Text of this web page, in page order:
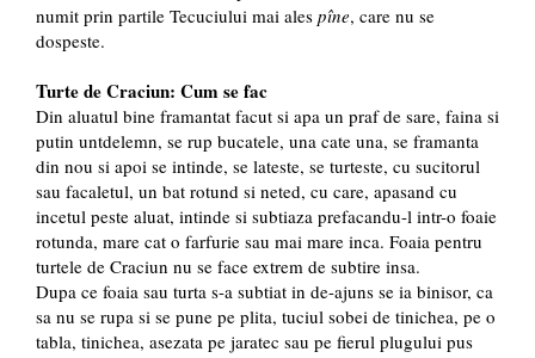
numit prin partile Tecuciului mai ales pîne, care nu se
dospeste.
Turte de Craciun: Cum se fac
Din aluatul bine framantat facut si apa un praf de sare, faina si
putin untdelemn, se rup bucatele, una cate una, se fra­manta
din nou si apoi se intinde, se lateste, se turteste, cu sucitorul
sau facaletul, un bat rotund si neted, cu care, apasand cu
incetul peste aluat, intinde si subtiaza prefacandu-l intr-o foaie
ro­tunda, mare cat o farfurie sau mai mare inca. Foaia pentru
turtele de Craciun nu se face extrem de subtire insa.
Dupa ce foaia sau turta s-a subtiat in de-ajuns se ia binisor, ca
sa nu se rupa si se pune pe plita, tuciul sobei de tinichea, pe o
tabla, tinichea, asezata pe jaratec sau pe fierul plugului pus